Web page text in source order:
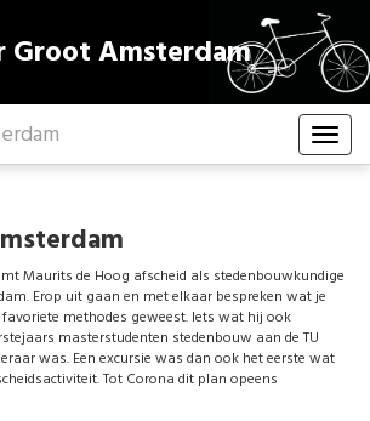
Groot Amsterdam
Maurits de Hoog afscheid als stedenbouwkundige
Erop uit gaan en met elkaar bespreken wat je
methodes geweest. Iets wat hij ook
masterstudenten stedenbouw aan de TU
was. Een excursie was dan ook het eerste wat
Tot Corona dit plan opeens